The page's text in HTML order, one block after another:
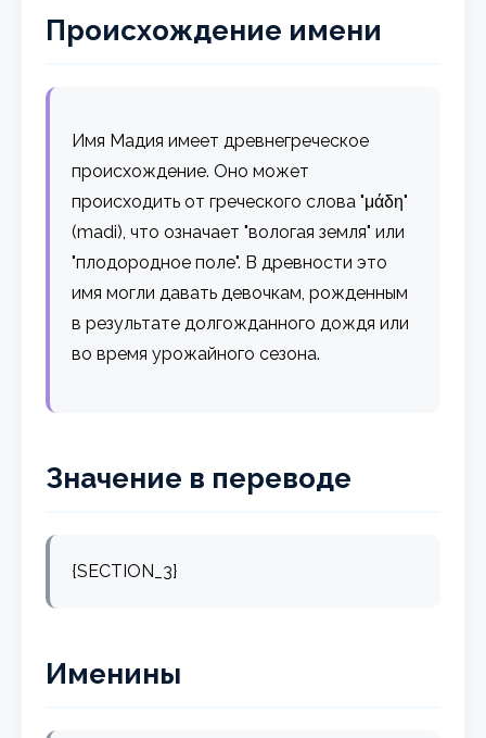
Происхождение имени
Имя Мадия имеет древнегреческое
происхождение. Оно может
происходить от греческого слова "μάδη"
(madi), что означает "вологая земля" или
"плодородное поле". В древности это
имя могли давать девочкам, рожденным
в результате долгожданного дождя или
во время урожайного сезона.
Значение в переводе
{SECTION_3}
Именины